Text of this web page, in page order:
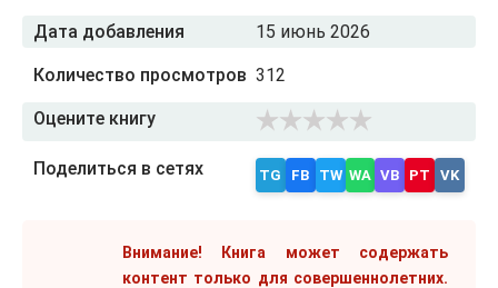
Дата добавления 15 июнь 2026
Количество просмотров 312
Оцените книгу
Поделиться в сетях TG FB TW WA VB PT VK
Внимание! Книга может содержать
контент только для совершеннолетних.